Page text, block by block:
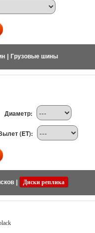
Грузовые шины
Диаметр:
(ET):
Диски реплика